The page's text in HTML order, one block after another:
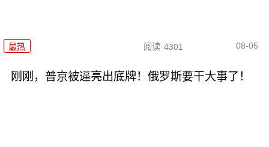
最热 阅读 4301 08-05
刚刚，普京被逼亮出底牌！俄罗斯要干大事了！